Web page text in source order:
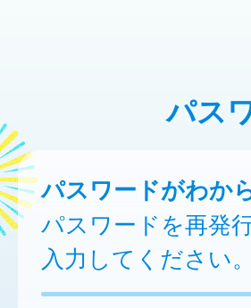
パス
パスワードがわか
パスワードを再発
入力してください。